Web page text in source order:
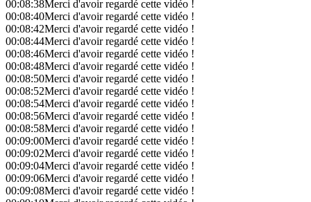
00:08:38Merci d'avoir regardé cette vidéo !
00:08:40Merci d'avoir regardé cette vidéo !
00:08:42Merci d'avoir regardé cette vidéo !
00:08:44Merci d'avoir regardé cette vidéo !
00:08:46Merci d'avoir regardé cette vidéo !
00:08:48Merci d'avoir regardé cette vidéo !
00:08:50Merci d'avoir regardé cette vidéo !
00:08:52Merci d'avoir regardé cette vidéo !
00:08:54Merci d'avoir regardé cette vidéo !
00:08:56Merci d'avoir regardé cette vidéo !
00:08:58Merci d'avoir regardé cette vidéo !
00:09:00Merci d'avoir regardé cette vidéo !
00:09:02Merci d'avoir regardé cette vidéo !
00:09:04Merci d'avoir regardé cette vidéo !
00:09:06Merci d'avoir regardé cette vidéo !
00:09:08Merci d'avoir regardé cette vidéo !